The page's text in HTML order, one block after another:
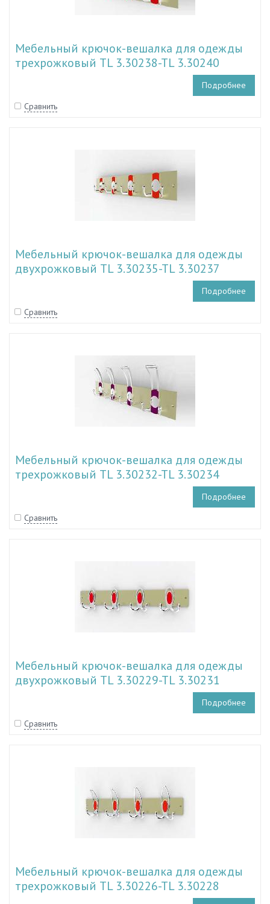
Мебельный крючок-вешалка для одежды
трехрожковый TL 3.30238-TL 3.30240
Подробнее
Сравнить
Мебельный крючок-вешалка для одежды
двухрожковый TL 3.30235-TL 3.30237
Подробнее
Сравнить
Мебельный крючок-вешалка для одежды
трехрожковый TL 3.30232-TL 3.30234
Подробнее
Сравнить
Мебельный крючок-вешалка для одежды
двухрожковый TL 3.30229-TL 3.30231
Подробнее
Сравнить
Мебельный крючок-вешалка для одежды
трехрожковый TL 3.30226-TL 3.30228